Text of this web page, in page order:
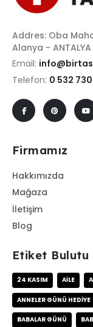
Addres: Oba
Alanya - ANTALYA
Email:
Telefon: 0 532
Firmamız
Hakkımızda
Mağaza
İletişim
Blog
Etiket Bulutu
24 KASIM AILE
ANNELER GÜNÜ HEDIYE
BABALAR GÜNÜ